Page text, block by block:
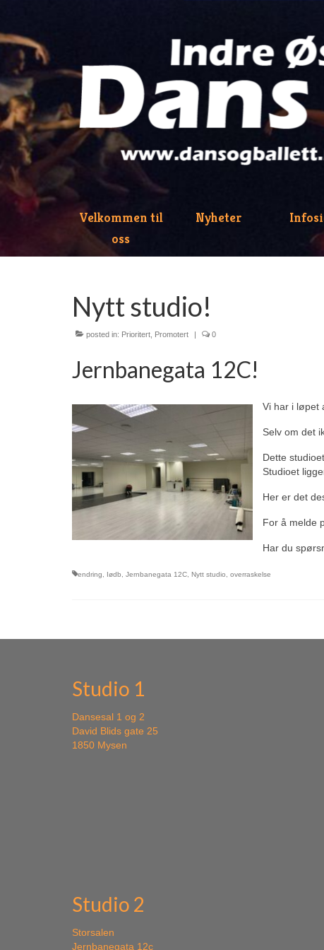
Velkommen til
oss
Nyheter
Nytt studio!
posted in: Prioritert Promotert | 0
Jernbanegata 12C!
Vi har i løpet
Selv om det
Dette
Studioet
Her er det
For å melde
Har du
endring, Iødb, Jernbanegata 12C, Nytt studio, overraskelse
Studio 1
Dansesal 1 og 2
David Blids gate 25
1850 Mysen
Studio 2
Storsalen
Jernbanegata 12c